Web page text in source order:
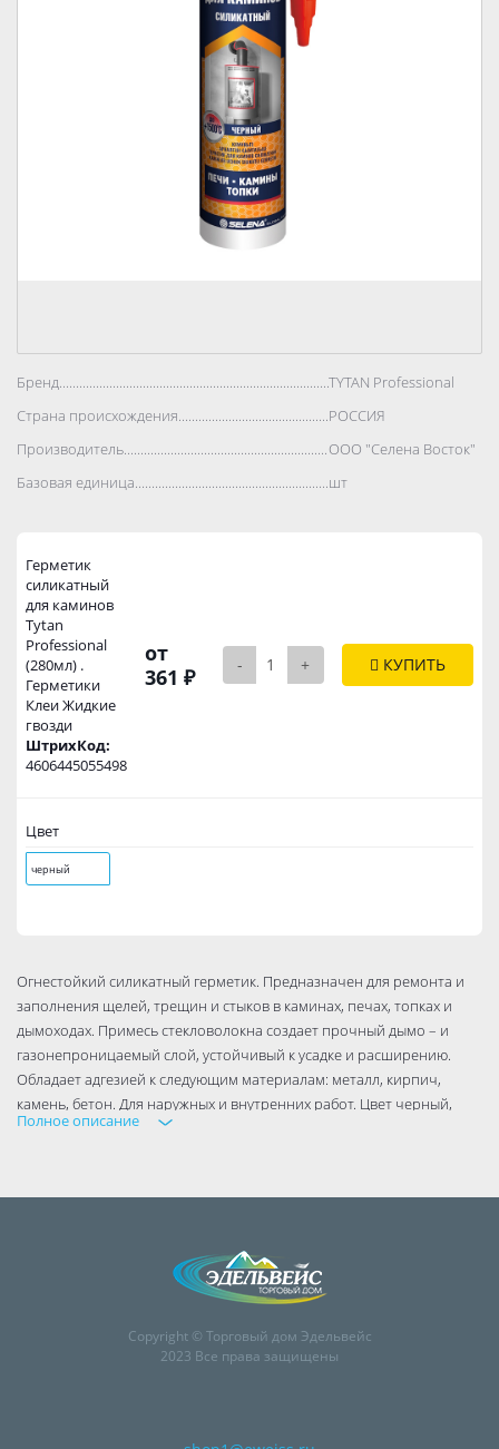
Бренд..................................................................................TYTAN Professional
Страна происхождения..................................................................................
РОССИЯ
Производитель..................................................................................ООО "Селена Восток"
Базовая единица..................................................................................
шт
Герметик
силикатный
для каминов
Tytan
Professional
(280мл) .
Герметики
Клеи Жидкие
гвозди
ШтрихКод:
4606445055498
от
361 ₽
- + КУПИТЬ
Цвет
черный
Огнестойкий силикатный герметик. Предназначен для ремонта и
заполнения щелей, трещин и стыков в каминах, печах, топках и
дымоходах. Примесь стекловолокна создает прочный дымо – и
газонепроницаемый слой, устойчивый к усадке и расширению.
Обладает адгезией к следующим материалам: металл, кирпич,
камень, бетон. Для наружных и внутренних работ. Цвет черный,
после отвердения - серый. Температура применения: выше 0 °С.
окружающей температуры.
Полное описание
Copyright © Торговый дом Эдельвейс
2023 Все права защищены